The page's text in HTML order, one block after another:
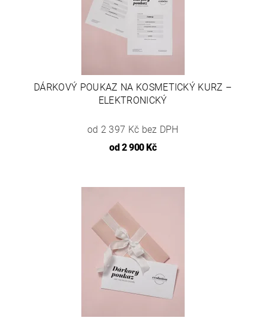
DÁRKOVÝ POUKAZ NA KOSMETICKÝ KURZ –
ELEKTRONICKÝ
od 2 397 Kč bez DPH
od 2 900 Kč